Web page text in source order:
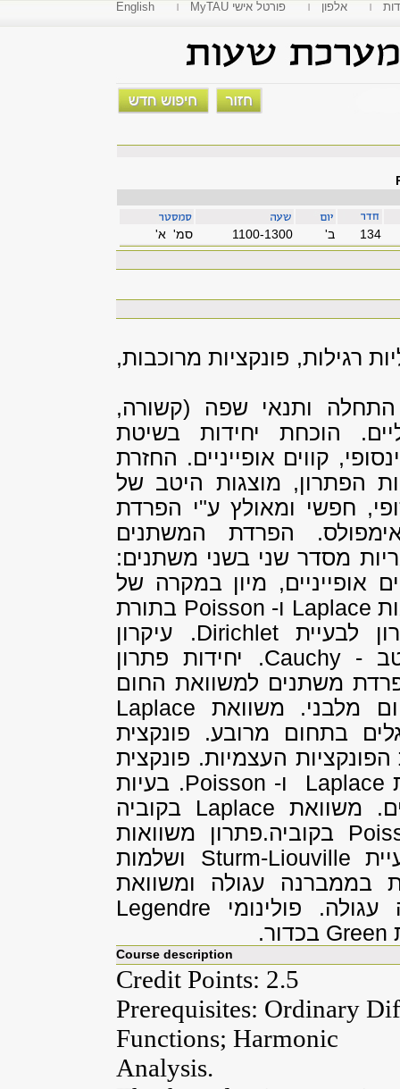
English MyTAU פורטל אישי אלפון
סמ' א' 1100-1300 'ב 134
פונקציות מרוכבות,
ותנאי שפה (קשורה,
הוכחת יחידות בשיטת
קווים אופייניים. החזרת
הפתרון, מוצגות היטב של
חפשי ומאולץ ע"י הפרדת
הפרדת המשתנים
מסדר שני בשני משתנים:
אופייניים, מיון במקרה של
Laplace ו- Poisson בתורת
לבעייתDirichlet. עיקרון
-
Cauchy. יחידות פתרון
משתנים למשוואת החום
מלבני. משוואת Laplace
בתחום מרובע. פונקצית
העצמיות. פונקצית
Laplace ו- Poisson. בעיות
משוואת Laplace בקוביה
בקוביה.פתרון משוואות
Sturm-Liouville ושלמות
בממברנה עגולה ומשוואת
פולינומי Legendre
Green בכדור.
Course description
Credit Points: 2.5
Prerequisites: Ordinary
Functions; Harmonic
Analysis.